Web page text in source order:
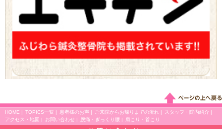
HOME | TOPICS一覧 | 患者様のお声 | ご来院からお帰りまでの流れ | スタッフ・院内紹介 |
アクセス・地図 | お問い合わせ | 腰痛・ぎっくり腰 | 肩こり・首こり